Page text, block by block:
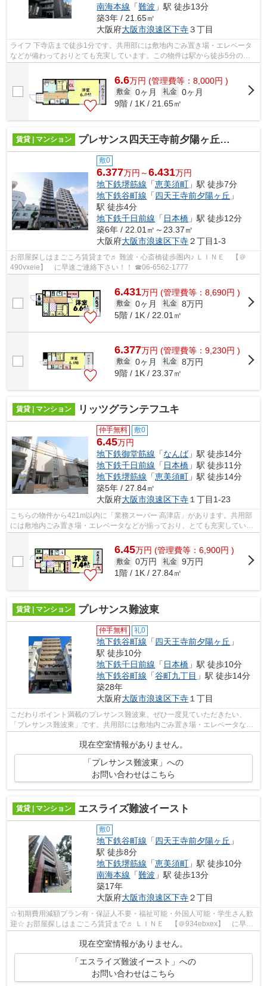
南海本線 「難波 」駅 徒歩13分
築3年 / 21.65㎡
大阪府大阪市浪速区下寺３丁目
ライフ 下寺店まで徒歩1分です。共用部には敷地内ごみ置き場・エレベータ
などが備わっておりとても充実しています。この物件は駅から徒歩5分のマ
6.6万円 (管理費等：8,000円 )
敷金 0ヶ月 礼金 0ヶ月
9階 / 1K / 21.65㎡
賃貸 | マンション プレサンス四天王寺前夕陽ヶ丘アクティ
敷0
6.377万円～6.431万円
地下鉄堺筋線 「恵美須町 」駅 徒歩7分
地下鉄谷町線 「四天王寺前夕陽ヶ丘 」
駅 徒歩4分
地下鉄千日前線 「 日本橋 」駅 徒歩12分
築6年 / 22.01㎡～23.37㎡
大阪府大阪市浪速区下寺２丁目1-3
お部屋探しはまごころ賃貸まで♬ 難波・心斎橋徒歩圏内♪ ＬＩＮＥ 【＠
490vxeie】 に早速ご連絡下さい！！ ☎06-6562-1777
6.431万円 (管理費等：8,690円 )
敷金 0ヶ月 礼金 8万円
5階 / 1K / 22.01㎡
6.377万円 (管理費等：9,230円 )
敷金 0ヶ月 礼金 8万円
9階 / 1K / 23.37㎡
賃貸 | マンション リッツグランテフユキ
仲手無料 敷0
6.45万円
地下鉄御堂筋線 「なんば」駅 徒歩14分
地下鉄千日前線 「 日本橋 」駅 徒歩11分
地下鉄堺筋線 「恵美須町 」駅 徒歩14分
築5年 / 27.84㎡
大阪府大阪市浪速区下寺 １丁目1-23
こちらの物件から421m以内に「業務スーパー 高津店」があります。共用部
には敷地内ごみ置き場・エレベータなどが揃っており、とても充実していま
す。目的に応じて選べる2駅利用可能な...
6.45万円 (管理費等：6,900円 )
敷金 0万円 礼金 9万円
1階 / 1K / 27.84㎡
賃貸 | マンション プレサンス難波東
仲手無料 礼0
地下鉄谷町線 「四天王寺前夕陽ヶ丘 」
駅 徒歩10分
地下鉄千日前線 「 日本橋 」駅 徒歩10分
地下鉄谷町線 「谷町九丁目 」駅 徒歩14分
築28年
大阪府大阪市浪速区下寺 １丁目
こだわりポイント満載のプレサンス難波東。ぜひ一度見ていただきたい、
「プレサンス難波東」です。共用部には敷地内ごみ置き場・エレベータなど
が備わっておりとても充実しています。...
現在空室情報がありません。
「プレサンス難波東」への
お問い合わせはこちら
賃貸 | マンション エスライズ難波イースト
敷0
地下鉄谷町線 「四天王寺前夕陽ヶ丘 」
駅 徒歩8分
地下鉄堺筋線 「恵美須町 」駅 徒歩10分
南海本線 「難波 」駅 徒歩13分
築17年
大阪府大阪市浪速区下寺２丁目
☆初期費用減額プラン有・保証人不要・福祉可能・外国人可能・学生さん歓
迎☆ お部屋探しはまごころ賃貸まで♬ ＬＩＮＥ 【＠934ebxex】 に早速
現在空室情報がありません。
「エスライズ難波イースト」への
お問い合わせはこちら